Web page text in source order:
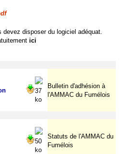
disposer du logiciel adéquat.
ici
37
ko
Bulletin d'adhésion à
l'AMMAC du Fumélois
50
ko
Statuts de l'AMMAC du
Fumélois